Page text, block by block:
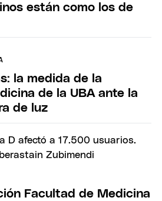
están como los de
la medida de la
de la UBA ante la
de luz
Facultad de Medicina